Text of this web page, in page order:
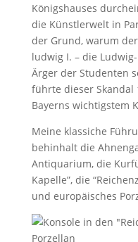
Königshauses
die Künstlerwelt in
der Grund, warum
ludwig I. – die
Ärger der Studenten
führte dieser Skandal
Bayerns wichtigstem
Meine klassiche
behinhalt die
Antiquarium, die
Kapelle”, die
und europäisches